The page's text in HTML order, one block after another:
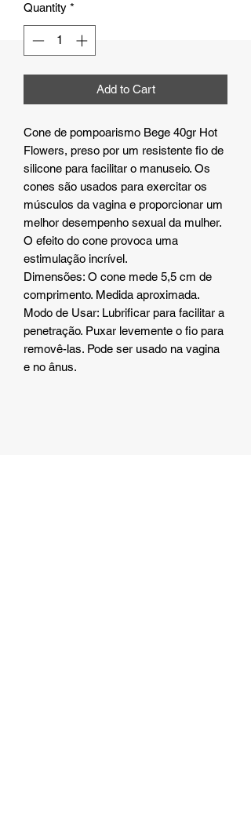
Quantity *
Add to Cart
Cone de pompoarismo Bege 40gr Hot
Flowers, preso por um resistente fio de
silicone para facilitar o manuseio. Os
cones são usados para exercitar os
músculos da vagina e proporcionar um
melhor desempenho sexual da mulher.
O efeito do cone provoca uma
estimulação incrível.
Dimensões: O cone mede 5,5 cm de
comprimento. Medida aproximada.
Modo de Usar: Lubrificar para facilitar a
penetração. Puxar levemente o fio para
removê-las. Pode ser usado na vagina
e no ânus.